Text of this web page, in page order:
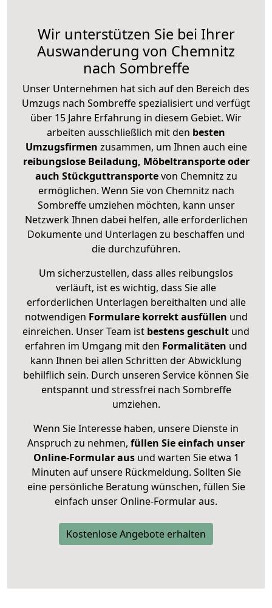
Wir unterstützen Sie bei Ihrer
Auswanderung von Chemnitz
nach Sombreffe
Unser Unternehmen hat sich auf den Bereich des
Umzugs nach Sombreffe spezialisiert und verfügt
über 15 Jahre Erfahrung in diesem Gebiet. Wir
arbeiten ausschließlich mit den besten
Umzugsfirmen zusammen, um Ihnen auch eine
reibungslose Beiladung, Möbeltransporte oder
auch Stückguttransportevon Chemnitz zu
ermöglichen. Wenn Sie von Chemnitz nach
Sombreffe umziehen möchten, kann unser
Netzwerk Ihnen dabei helfen, alle erforderlichen
Dokumente und Unterlagen zu beschaffen und
die durchzuführen.
Um sicherzustellen, dass alles reibungslos
verläuft, ist es wichtig, dass Sie alle
erforderlichen Unterlagen bereithalten und alle
notwendigen Formulare korrekt ausfüllen und
einreichen. Unser Team ist bestens geschult und
erfahren im Umgang mit den Formalitäten und
kann Ihnen bei allen Schritten der Abwicklung
behilflich sein. Durch unseren Service können Sie
entspannt und stressfrei nach Sombreffe
umziehen.
Wenn Sie Interesse haben, unsere Dienste in
Anspruch zu nehmen, füllen Sie einfach unser
Online-Formular ausund warten Sie etwa 1
Minuten auf unsere Rückmeldung. Sollten Sie
eine persönliche Beratung wünschen, füllen Sie
einfach unser Online-Formular aus.
Kostenlose Angebote erhalten